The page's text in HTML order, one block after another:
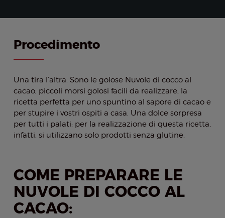
Procedimento
Una tira l’altra. Sono le golose Nuvole di cocco al
cacao, piccoli morsi golosi facili da realizzare, la
ricetta perfetta per uno spuntino al sapore di cacao e
per stupire i vostri ospiti a casa. Una dolce sorpresa
per tutti i palati: per la realizzazione di questa ricetta,
infatti, si utilizzano solo prodotti senza glutine.
COME PREPARARE LE
NUVOLE DI COCCO AL
CACAO: